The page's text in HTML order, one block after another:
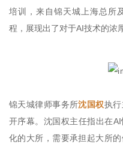
培训，来自锦天城上海总所
程，展现出了对于AI技术的浓
锦天城律师事务所沈国权执
开序幕。沈国权主任指出在
化的大所，需要承担起大所